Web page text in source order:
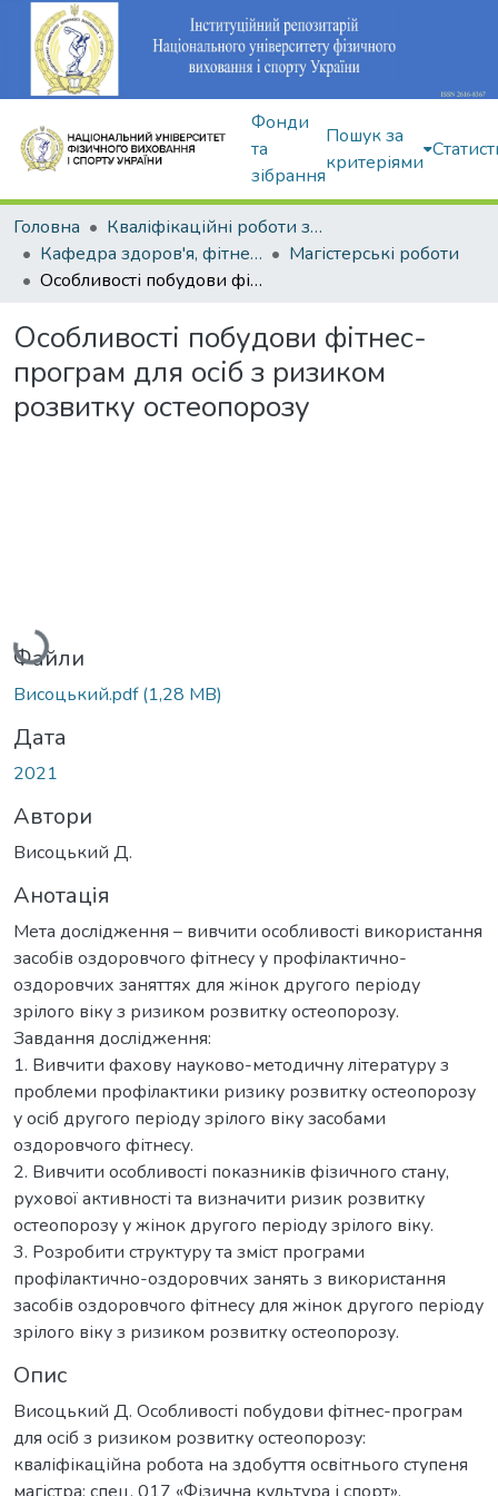
Фонди
та
зібрання
Пошук за
критеріями
Головна
Кваліфікаційні роботи здобувачів вищої освіти
Кафедра здоров'я, фітнесу та рекреації
Магістерські роботи
Особливості побудови фітнес-програм для осіб з ризиком розвитку остеопорозу
Особливості побудови фітнес-
програм для осіб з ризиком
розвитку остеопорозу
Вантажиться...
Файли
Висоцький.pdf(1,28 MB)
Дата
2021
Автори
Висоцький Д.
Анотація
Мета дослідження – вивчити особливості використання
засобів оздоровчого фітнесу у профілактично-
оздоровчих заняттях для жінок другого періоду
зрілого віку з ризиком розвитку остеопорозу.
Завдання дослідження:
1. Вивчити фахову науково-методичну літературу з
проблеми профілактики ризику розвитку остеопорозу
у осіб другого періоду зрілого віку засобами
оздоровчого фітнесу.
2. Вивчити особливості показників фізичного стану,
рухової активності та визначити ризик розвитку
остеопорозу у жінок другого періоду зрілого віку.
3. Розробити структуру та зміст програми
профілактично-оздоровчих занять з використання
засобів оздоровчого фітнесу для жінок другого періоду
зрілого віку з ризиком розвитку остеопорозу.
Опис
Висоцький Д. Особливості побудови фітнес-програм
для осіб з ризиком розвитку остеопорозу:
кваліфікаційна робота на здобуття освітнього ступеня